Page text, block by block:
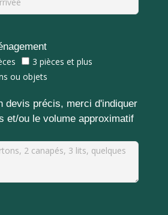
3 pièces et plus
ou objets
devis précis, merci d'indiquer
et/ou le volume approximatif